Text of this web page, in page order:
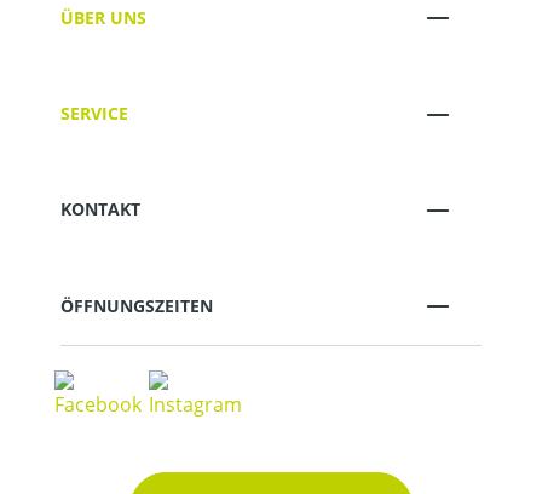
ÜBER UNS
SERVICE
KONTAKT
ÖFFNUNGSZEITEN